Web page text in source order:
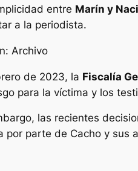
entre Marín y
a la periodista.
Archivo
de 2023, la Fiscalía
para la víctima y los
las recientes
por parte de Cacho y sus